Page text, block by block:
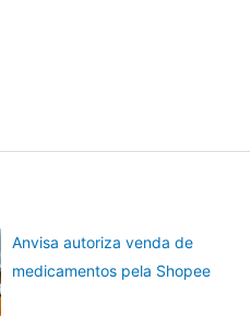
Anvisa autoriza venda de
medicamentos pela Shopee